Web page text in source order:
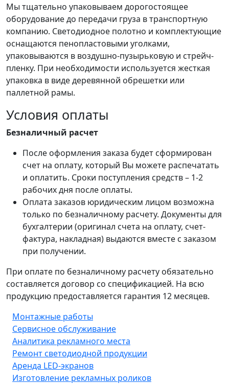
Мы тщательно упаковываем дорогостоящее
оборудование до передачи груза в транспортную
компанию. Светодиодное полотно и комплектующие
оснащаются пенопластовыми уголками,
упаковываются в воздушно-пузырьковую и стрейч-
пленку. При необходимости используется жесткая
упаковка в виде деревянной обрешетки или
паллетной рамы.
Условия оплаты
Безналичный расчет
После оформления заказа будет сформирован
счет на оплату, который Вы можете распечатать
и оплатить. Сроки поступления средств – 1-2
рабочих дня после оплаты.
Оплата заказов юридическим лицом возможна
только по безналичному расчету. Документы для
бухгалтерии (оригинал счета на оплату, счет-
фактура, накладная) выдаются вместе с заказом
при получении.
При оплате по безналичному расчету обязательно
составляется договор со спецификацией. На всю
продукцию предоставляется гарантия 12 месяцев.
Монтажные работы
Сервисное обслуживание
Аналитика рекламного места
Ремонт светодиодной продукции
Аренда LED-экранов
Изготовление рекламных роликов